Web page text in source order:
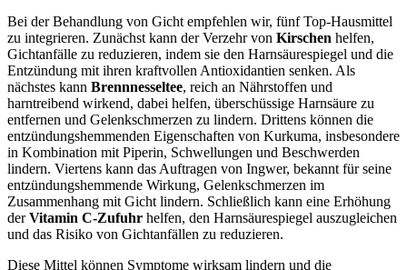
Bei der Behandlung von Gicht empfehlen wir, fünf Top-Hausmittel
zu integrieren. Zunächst kann der Verzehr von Kirschen helfen,
Gichtanfälle zu reduzieren, indem sie den Harnsäurespiegel und die
Entzündung mit ihren kraftvollen Antioxidantien senken. Als
nächstes kann Brennnesseltee, reich an Nährstoffen und
harntreibend wirkend, dabei helfen, überschüssige Harnsäure zu
entfernen und Gelenkschmerzen zu lindern. Drittens können die
entzündungshemmenden Eigenschaften von Kurkuma, insbesondere
in Kombination mit Piperin, Schwellungen und Beschwerden
lindern. Viertens kann das Auftragen von Ingwer, bekannt für seine
entzündungshemmende Wirkung, Gelenkschmerzen im
Zusammenhang mit Gicht lindern. Schließlich kann eine Erhöhung
derVitamin C-Zufuhr helfen, den Harnsäurespiegel auszugleichen
und das Risiko von Gichtanfällen zu reduzieren.
Diese Mittel können Symptome wirksam lindern und die